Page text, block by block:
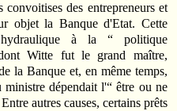
des entrepreneurs et
objet la Banque d'Etat. Cette
à la “ politique
Witte fut le grand maître,
la Banque et, en même temps,
dépendait l'“ être ou ne
autres causes, certains prêts